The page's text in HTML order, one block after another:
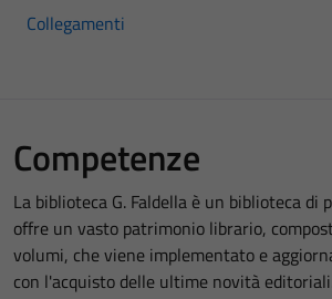
Collegamenti
Competenze
La biblioteca G. Faldella è un biblioteca di
offre un vasto patrimonio librario,
volumi, che viene implementato e
con l'acquisto delle ultime novità